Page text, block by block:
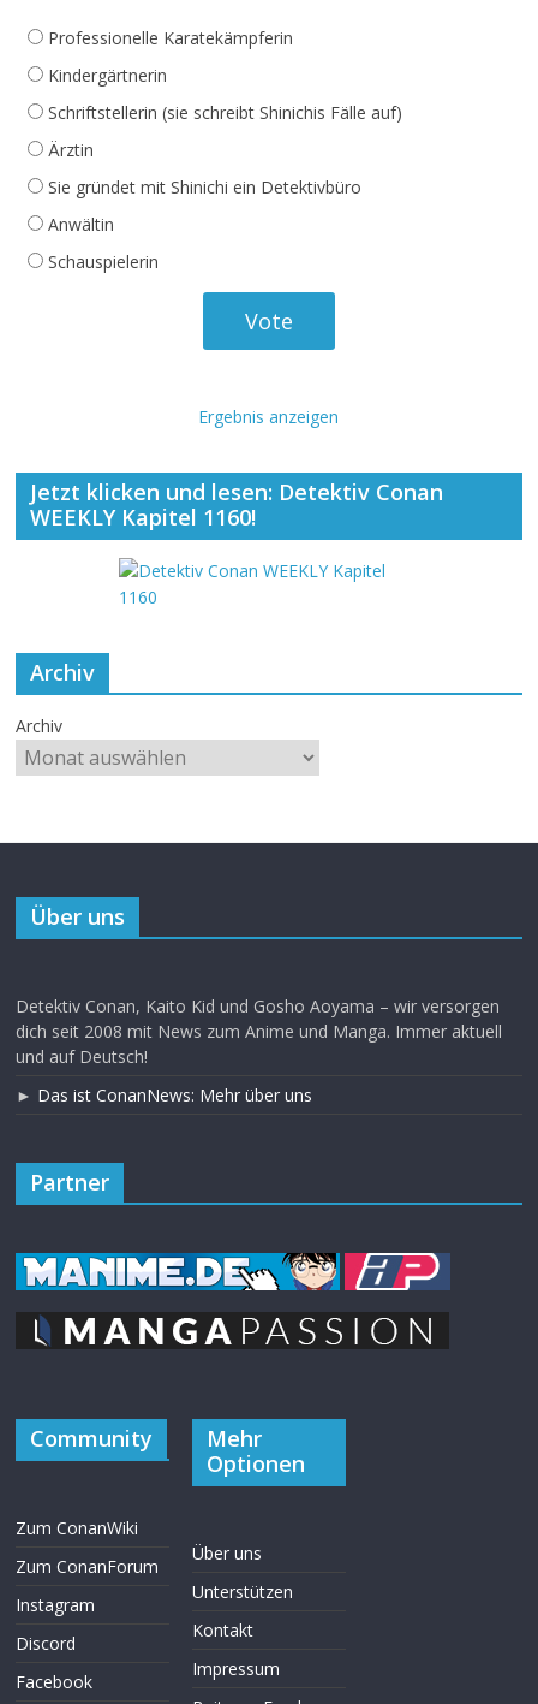
Professionelle Karatekämpferin
Kindergärtnerin
Schriftstellerin (sie schreibt Shinichis Fälle auf)
Ärztin
Sie gründet mit Shinichi ein Detektivbüro
Anwältin
Schauspielerin
Ergebnis anzeigen
Jetzt klicken und lesen: Detektiv Conan
WEEKLY Kapitel 1160!
Archiv
Archiv
Über uns
Detektiv Conan, Kaito Kid und Gosho Aoyama – wir versorgen
dich seit 2008 mit News zum Anime und Manga. Immer aktuell
und auf Deutsch!
► Das ist ConanNews: Mehr über uns
Partner
Community
Zum ConanWiki
Zum ConanForum
Instagram
Discord
Facebook
Mehr
Optionen
Über uns
Unterstützen
Kontakt
Impressum